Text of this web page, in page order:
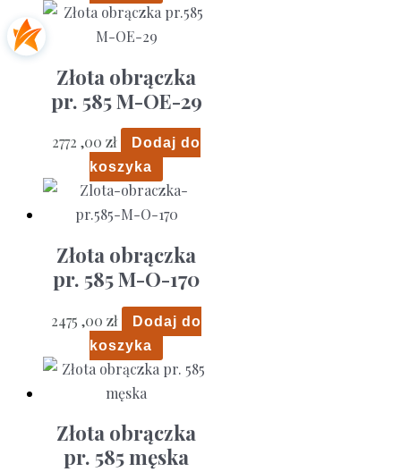
Złota obrączka
pr. 585 M-OE-29
2772 ,00 zł
Dodaj do
koszyka
Złota obrączka
pr. 585 M-O-170
2475 ,00 zł
Dodaj do
koszyka
Złota obrączka
pr. 585 męska